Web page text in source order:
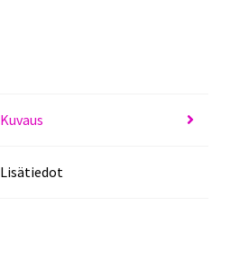
Kuvaus
Lisätiedot